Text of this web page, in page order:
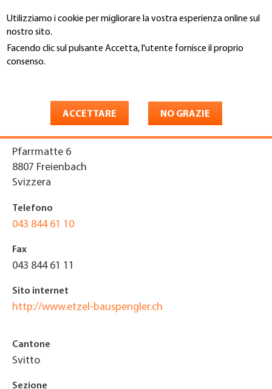
Utilizziamo i cookie per migliorare la vostra esperienza online sul
nostro sito.
Facendo clic sul pulsante Accetta, l'utente fornisce il proprio
consenso.
ACCETTARE NO GRAZIE
al
contenuto
principale
You
Indirizzo
Pfarrmatte 6
8807 Freienbach
Svizzera
Telefono
043 844 61 10
Fax
043 844 61 11
Sito internet
http://www.etzel-bauspengler.ch
Cantone
Svitto
Sezione